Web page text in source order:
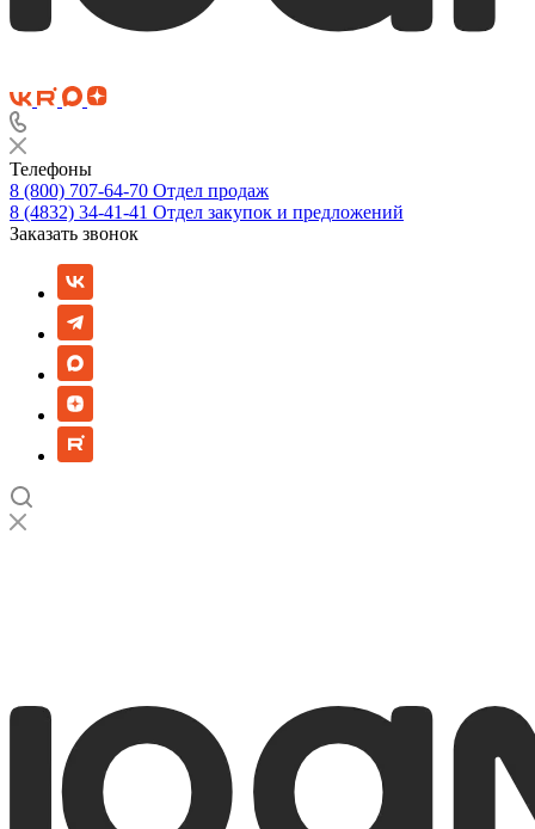
Телефоны
8 (800) 707-64-70 Отдел продаж
8 (4832) 34-41-41 Отдел закупок и предложений
Заказать звонок